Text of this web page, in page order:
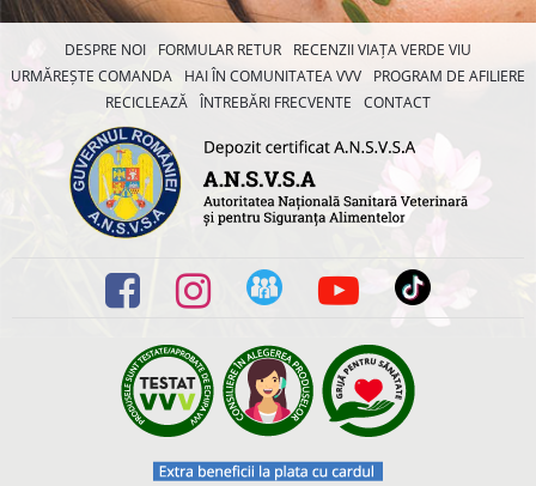
DESPRE NOI FORMULAR RETUR
RECENZII VIAȚA VERDE VIU
URMĂREȘTE COMANDA
HAI ÎN COMUNITATEA VVV
PROGRAM DE AFILIERE
RECICLEAZĂ ÎNTREBĂRI FRECVENTE CONTACT